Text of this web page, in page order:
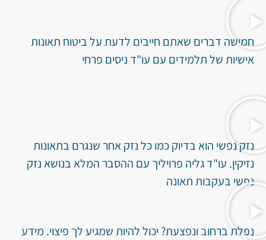
חמישה דברים שאתם חייבים לדעת על ביטוח תאונות
אישיות של תלמידים עם עו"ד ניסים פרחי
נזק נפשי הוא בדיוק כמו כל נזק אחר שנגרם בתאונות
נזיקין. עו"ד גליה פרויליך עם ההסבר המלא בנושא נזק
נפשי בעקבות תאונה
נפלת ברחוב ונפצעת? יכול להיות שמגיע לך פיצוי. מידע